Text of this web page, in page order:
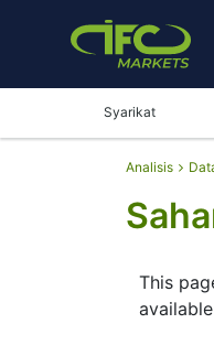
Syarikat
Analisis
This